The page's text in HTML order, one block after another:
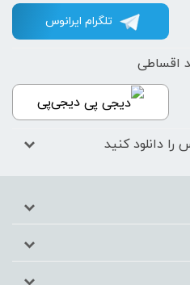
تلگرام ایرانوس
اقساطی
دیجی‌پی
را دانلود کنید